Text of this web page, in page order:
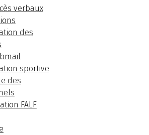
verbaux
des
sportive
des
FALF